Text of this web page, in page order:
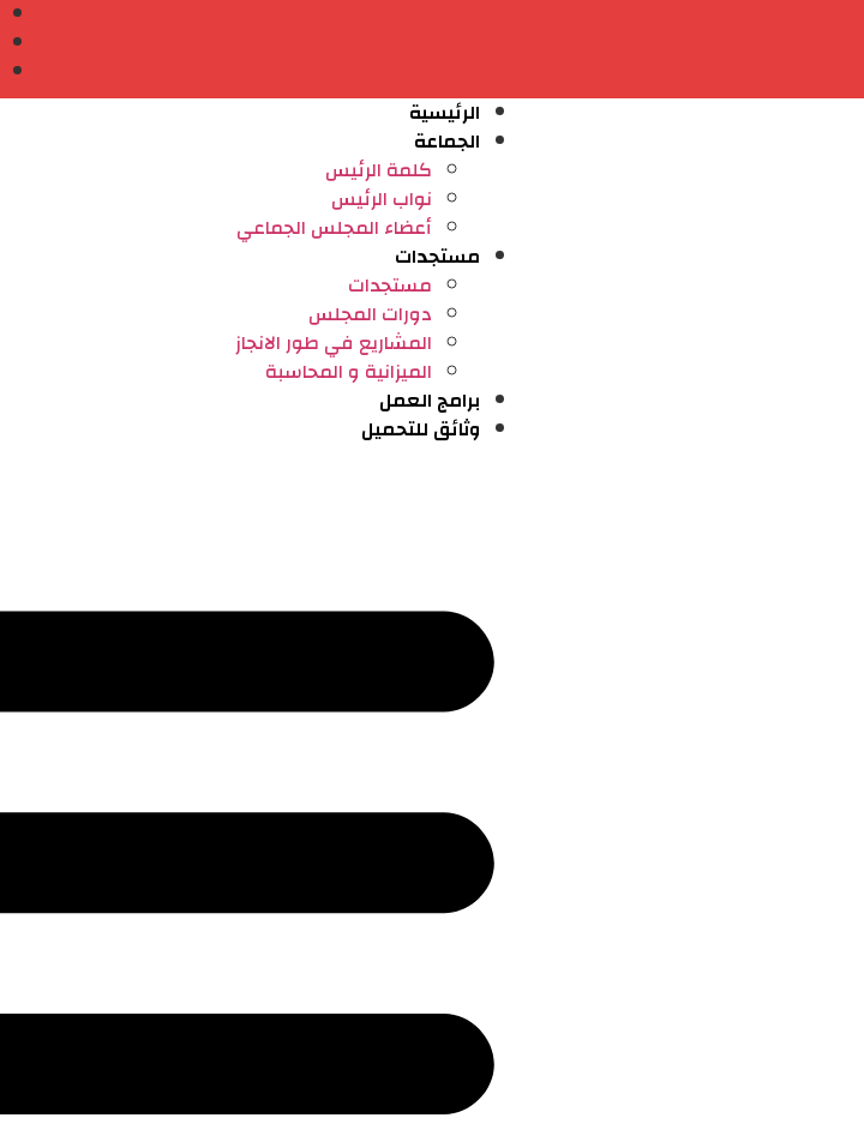
الرئيسية
الجماعة
كلمة الرئيس
نواب الرئيس
أعضاء المجلس الجماعي
مستجدات
مستجدات
دورات المجلس
المشاريع في طور الانجاز
⁠الميزانية و المحاسبة
برامج العمل
وثائق للتحميل